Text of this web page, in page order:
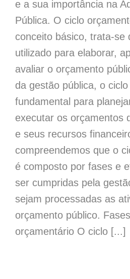
e a sua importância na
Pública. O ciclo
conceito básico, trata-se
utilizado para elaborar,
avaliar o orçamento
da gestão pública, o
fundamental para
executar os orçamentos
e seus recursos
compreendemos que o
é composto por fases e
ser cumpridas pela
sejam processadas as
orçamento público.
orçamentário O ciclo [...]